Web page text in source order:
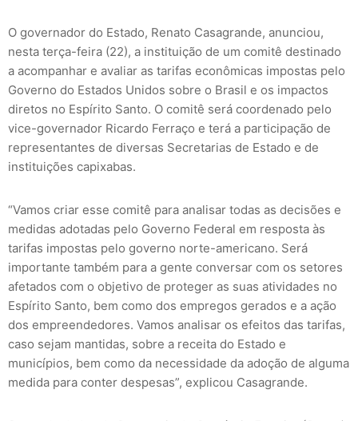
O governador do Estado, Renato Casagrande, anunciou,
nesta terça-feira (22), a instituição de um comitê destinado
a acompanhar e avaliar as tarifas econômicas impostas pelo
Governo do Estados Unidos sobre o Brasil e os impactos
diretos no Espírito Santo. O comitê será coordenado pelo
vice-governador Ricardo Ferraço e terá a participação de
representantes de diversas Secretarias de Estado e de
instituições capixabas.
“Vamos criar esse comitê para analisar todas as decisões e
medidas adotadas pelo Governo Federal em resposta às
tarifas impostas pelo governo norte-americano. Será
importante também para a gente conversar com os setores
afetados com o objetivo de proteger as suas atividades no
Espírito Santo, bem como dos empregos gerados e a ação
dos empreendedores. Vamos analisar os efeitos das tarifas,
caso sejam mantidas, sobre a receita do Estado e
municípios, bem como da necessidade da adoção de alguma
medida para conter despesas”, explicou Casagrande.